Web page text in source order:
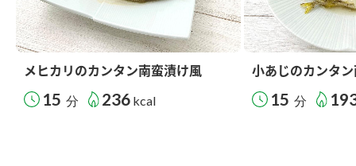
メヒカリのカンタン南蛮漬け風
15 分 236 kcal
小あじのカンタ
15 分